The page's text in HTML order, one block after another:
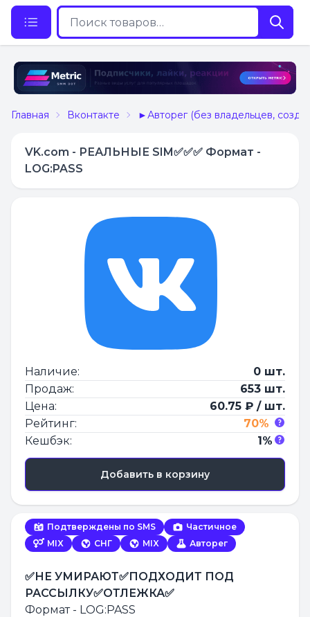
Главная Вконтакте ►Авторег (без владельцев,
VK.com - РЕАЛЬНЫЕ SIM✅✅✅ Формат -
LOG:PASS
Подтверждены по SMS
Частичное
MIX
СНГ MIX Авторег
✅НЕ УМИРАЮТ✅ПОДХОДИТ ПОД
РАССЫЛКУ✅ОТЛЕЖКА✅
Формат - LOG:PASS
Наличие:
0 шт.
Продаж:
653 шт.
Цена:
60.75 ₽ / шт.
Рейтинг:
70%
Кешбэк:
1%
Добавить в корзину